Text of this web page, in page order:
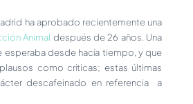
ha aprobado recientemente una
Animal después de 26 años. Una
esperaba desde hacía tiempo, y que
como críticas; estas últimas
descafeinado en referencia a